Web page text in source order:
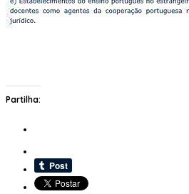
Partilha: